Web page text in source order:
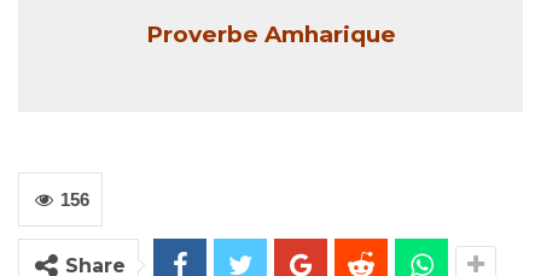
Proverbe Amharique
156
Share